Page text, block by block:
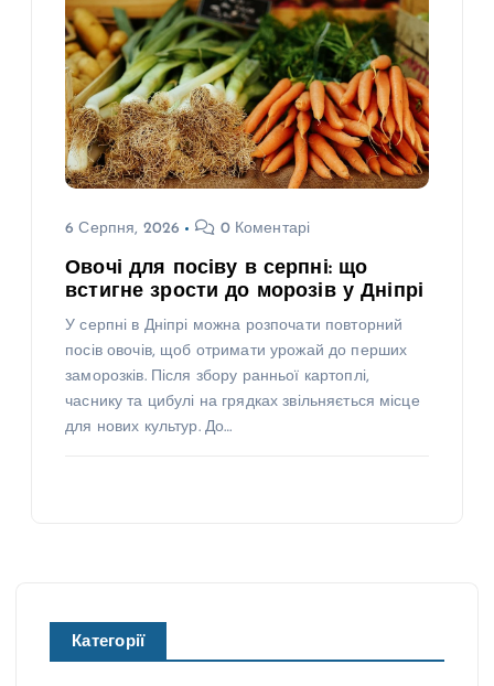
6 Серпня, 2026 0 Коментарі
Овочі для посіву в серпні: що
встигне зрости до морозів у Дніпрі
У серпні в Дніпрі можна розпочати повторний
посів овочів, щоб отримати урожай до перших
заморозків. Після збору ранньої картоплі,
часнику та цибулі на грядках звільняється місце
для нових культур. До…
Категорії